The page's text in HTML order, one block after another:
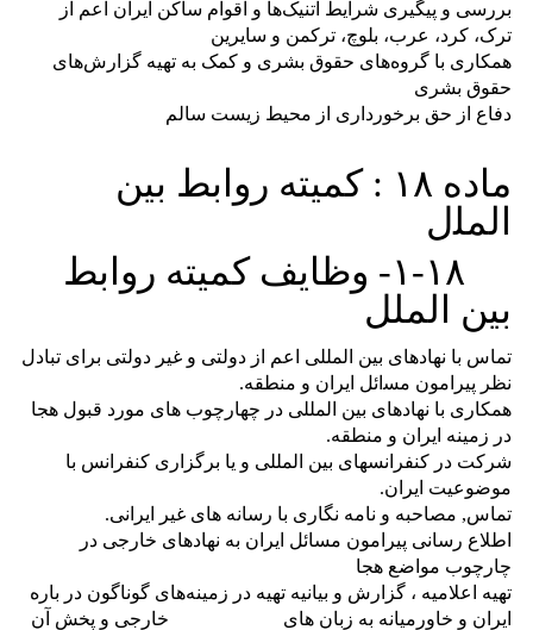
بررسی و پیگیری شرایط اتنیک‌ها و اقوام ساکن ایران اعم از
ترک، کرد، عرب، بلوچ، ترکمن و سایرین
همکاری با گروه‌های حقوق بشری و کمک به تهیه گزارش‌های
حقوق بشری
دفاع از حق برخورداری از محیط زیست سالم
ﻣﺎﺩﻩ ۱۸ :
کمیته روابط ﺑﻴﻦ
ﺍﻟﻤﻠل
۱-۱۸-
وظایف کمیته روابط
بین الملل
ﺗﻤﺎﺱ ﺑﺎ ﻧﻬﺎﺩﻫﺎی ﺑﻴﻦ ﺍﻟﻤﻠﻠﯽ اعم از ﺩﻭﻟﺘﯽ ﻭ ﻏﻴﺮ ﺩﻭﻟﺘﯽ ﺑﺮﺍی ﺗﺒﺎﺩﻝ
ﻧﻈﺮ پیرامون ﻣﺴائل ﺍﻳﺮﺍﻥ ﻭ ﻣﻨﻄﻘﻪ.
ﻫﻤﮑﺎﺭی ﺑﺎ ﻧﻬﺎﺩﻫﺎی ﺑﻴﻦ ﺍﻟﻤﻠﻠﯽ ﺩﺭ ﭼﻬﺎﺭﭼﻮﺏ ﻫﺎی ﻣﻮﺭﺩ ﻗﺒﻮﻝ ﻫﺠﺎ
ﺩﺭ ﺯﻣﻴﻨﻪ ﺍﻳﺮﺍﻥ ﻭ ﻣﻨﻄﻘﻪ.
ﺷﺮﮐﺖ ﺩﺭ ﮐﻨﻔﺮﺍﻧﺴﻬﺎی ﺑﻴﻦ ﺍﻟﻤﻠﻠﯽ ﻭ ﻳﺎ ﺑﺮﮔﺰﺍﺭی ﮐﻨﻔﺮﺍﻧﺲ ﺑﺎ
ﻣﻮﺿﻮﻋﻴﺖ ﺍﻳﺮﺍﻥ.
ﺗﻤﺎﺱ, ﻣﺼﺎﺣﺒﻪ ﻭ ﻧﺎﻣﻪ ﻧﮕﺎﺭی ﺑﺎ ﺭﺳﺎﻧﻪ ﻫﺎی ﻏﻴﺮ ﺍﻳﺮﺍﻧﯽ.
اطلاع رسانی پیرامون مسائل ایران به نهادهای خارجی در
چارچوب مواضع هجا
تهیه اعلامیه ، گزارش و بیانیه تهیه در زمینه‌های گوناگون در باره
ایران و خاورمیانه به زبان های خارجی و پخش آن